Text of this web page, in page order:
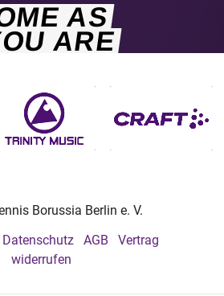
AS
ARE
Borussia Berlin e. V.
Datenschutz AGB
Vertrag
widerrufen